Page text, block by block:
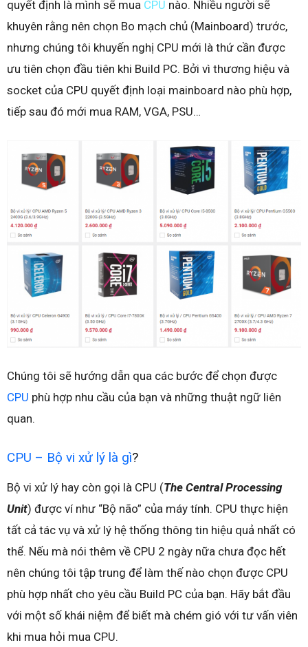
quyết định là mình sẽ mua CPU nào. Nhiều người sẽ
khuyên rằng nên chọn Bo mạch chủ (Mainboard) trước,
nhưng chúng tôi khuyến nghị CPU mới là thứ cần được
ưu tiên chọn đầu tiên khi Build PC. Bởi vì thương hiệu và
socket của CPU quyết định loại mainboard nào phù hợp,
tiếp sau đó mới mua RAM, VGA, PSU…
Chúng tôi sẽ hướng dẫn qua các bước để chọn được
CPU phù hợp nhu cầu của bạn và những thuật ngữ liên
quan.
CPU – Bộ vi xử lý là gì?
Bộ vi xử lý hay còn gọi là CPU (The Central Processing
Unit) được ví như “Bộ não” của máy tính. CPU thực hiện
tất cả tác vụ và xử lý hệ thống thông tin hiệu quả nhất có
thể. Nếu mà nói thêm về CPU 2 ngày nữa chưa đọc hết
nên chúng tôi tập trung để làm thế nào chọn được CPU
phù hợp nhất cho yêu cầu Build PC của bạn. Hãy bắt đầu
với một số khái niệm để biết mà chém gió với tư vấn viên
khi mua hỏi mua CPU.